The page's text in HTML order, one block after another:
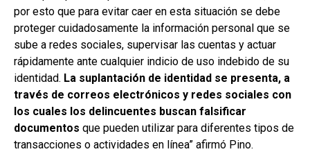
por esto que para evitar caer en esta situación se debe
proteger cuidadosamente la información personal que se
sube a redes sociales, supervisar las cuentas y actuar
rápidamente ante cualquier indicio de uso indebido de su
identidad. La suplantación de identidad se presenta, a
través de correos electrónicos y redes sociales con
los cuales los delincuentes buscan falsificar
documentos que pueden utilizar para diferentes tipos de
transacciones o actividades en línea” afirmó Pino.